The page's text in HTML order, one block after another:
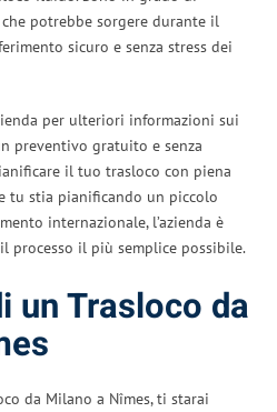
potrebbe sorgere durante il
sicuro e senza stress dei
per ulteriori informazioni sui
preventivo gratuito e senza
il tuo trasloco con piena
tu stia pianificando un piccolo
internazionale, l’azienda è
processo il più semplice possibile.
un Trasloco da
da Milano a Nîmes, ti starai